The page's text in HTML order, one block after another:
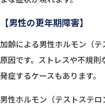
【男性の更年期障害】
加齢による男性ホルモン（
原因です。ストレスや不規
発症するケースもあります。
男性ホルモン（テストステロ